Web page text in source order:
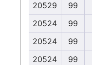
20529
99
20524
99
20524
99
20524
99